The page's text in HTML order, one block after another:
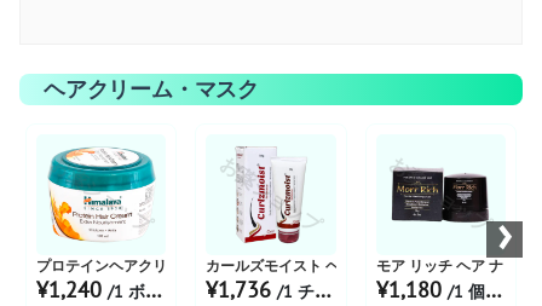
ヘアクリーム・マスク
お薬ショップ
プロテインヘアクリーム
¥1,240 /1 ボトル あたり
お薬ショップ
カールズモイスト ヘアモイスチャライザー
¥1,736/1 チューブ あたり
お薬ショップ
モア リッチ ヘア ナリッ
¥1,180 /1 個 あたり
›